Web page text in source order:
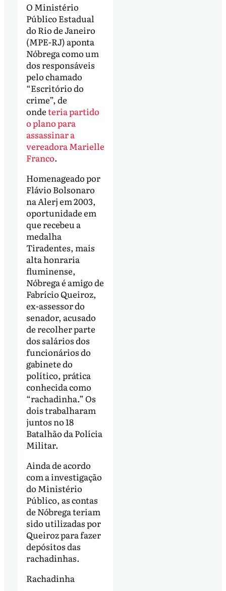
O Ministério
Público Estadual
do Rio de Janeiro
(MPE-RJ) aponta
Nóbrega como um
dos responsáveis
pelo chamado
“Escritório do
crime”, de
ondeteria partido
o plano para
assassinar a
vereadora Marielle
Franco.
Homenageado por
Flávio Bolsonaro
na Alerj em 2003,
oportunidade em
que recebeu a
medalha
Tiradentes, mais
alta honraria
fluminense,
Nóbrega é amigo de
Fabrício Queiroz,
ex-assessor do
senador, acusado
de recolher parte
dos salários dos
funcionários do
gabinete do
político, prática
conhecida como
“rachadinha.” Os
dois trabalharam
juntos no 18
Batalhão da Polícia
Militar.
Ainda de acordo
com a investigação
do Ministério
Público, as contas
de Nóbrega teriam
sido utilizadas por
Queiroz para fazer
depósitos das
rachadinhas.
Rachadinha